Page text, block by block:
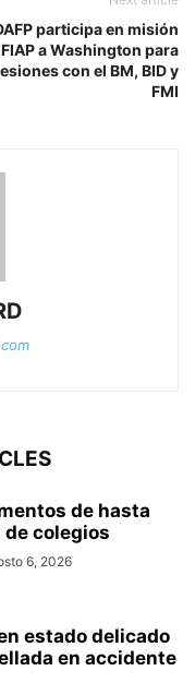
participa en misión
a Washington para
con el BM, BID y
FMI
de hasta
de colegios
6, 2026
estado delicado
en accidente